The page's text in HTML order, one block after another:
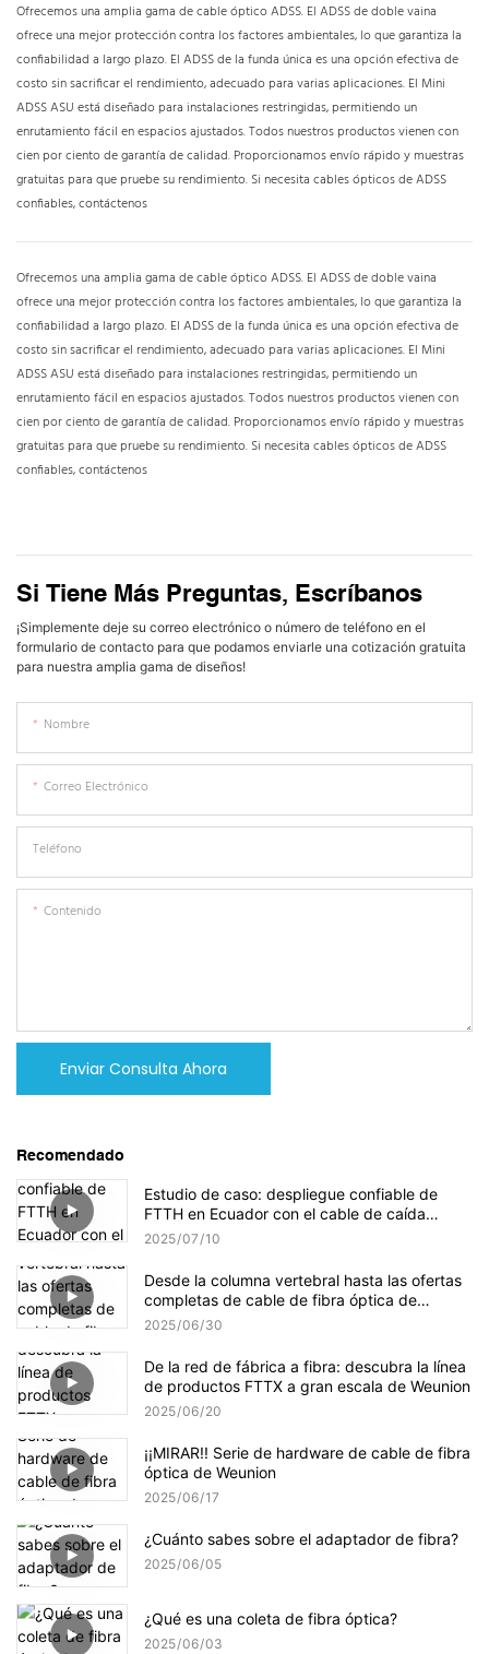
Ofrecemos una amplia gama de cable óptico ADSS. El ADSS de doble vaina
ofrece una mejor protección contra los factores ambientales, lo que garantiza la
confiabilidad a largo plazo. El ADSS de la funda única es una opción efectiva de
costo sin sacrificar el rendimiento, adecuado para varias aplicaciones. El Mini
ADSS ASU está diseñado para instalaciones restringidas, permitiendo un
enrutamiento fácil en espacios ajustados. Todos nuestros productos vienen con
cien por ciento de garantía de calidad. Proporcionamos envío rápido y muestras
gratuitas para que pruebe su rendimiento. Si necesita cables ópticos de ADSS
confiables, contáctenos
Ofrecemos una amplia gama de cable óptico ADSS. El ADSS de doble vaina
ofrece una mejor protección contra los factores ambientales, lo que garantiza la
confiabilidad a largo plazo. El ADSS de la funda única es una opción efectiva de
costo sin sacrificar el rendimiento, adecuado para varias aplicaciones. El Mini
ADSS ASU está diseñado para instalaciones restringidas, permitiendo un
enrutamiento fácil en espacios ajustados. Todos nuestros productos vienen con
cien por ciento de garantía de calidad. Proporcionamos envío rápido y muestras
gratuitas para que pruebe su rendimiento. Si necesita cables ópticos de ADSS
confiables, contáctenos
Si Tiene Más Preguntas, Escríbanos
¡Simplemente deje su correo electrónico o número de teléfono en el
formulario de contacto para que podamos enviarle una cotización gratuita
para nuestra amplia gama de diseños!
Nombre
Correo Electrónico
Teléfono
Contenido
Enviar Consulta Ahora
Recomendado
Estudio de caso: despliegue confiable de
FTTH en Ecuador con el cable de caída
interior de Weunion
2025 07 10
Desde la columna vertebral hasta las ofertas
completas de cable de fibra óptica de
Weunion
2025 06 30
De la red de fábrica a fibra: descubra la línea
de productos FTTX a gran escala de Weunion
2025 06 20
¡¡MIRAR!! Serie de hardware de cable de fibra
óptica de Weunion
2025 06 17
¿Cuánto sabes sobre el adaptador de fibra?
2025 06 05
¿Qué es una coleta de fibra óptica?
2025 06 03